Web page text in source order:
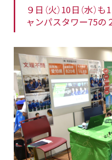
９日（火）10日（水）
ャンパスタワー75の